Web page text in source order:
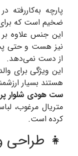
پارچه
ضخیم است که
این جنس علاوه بر
نیز هست و حتی
از دست نمی‌دهد.
این ویژگی برای
هستند بسیار
ست هودی شلوار
متریال مرغوب،
کرده است.
👧 طراحی